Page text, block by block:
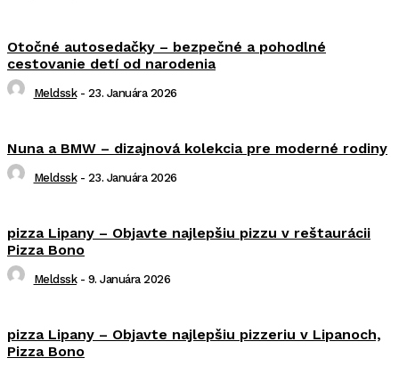
Otočné autosedačky – bezpečné a pohodlné
cestovanie detí od narodenia
Meldssk - 23. Januára 2026
Nuna a BMW – dizajnová kolekcia pre moderné rodiny
Meldssk - 23. Januára 2026
pizza Lipany – Objavte najlepšiu pizzu v reštaurácii
Pizza Bono
Meldssk - 9. Januára 2026
pizza Lipany – Objavte najlepšiu pizzeriu v Lipanoch,
Pizza Bono